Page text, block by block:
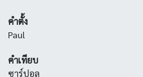
คำตั้ง
Paul
คำเทียบ
ซาร์ปอล